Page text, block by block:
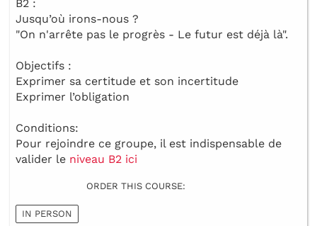
B2 :
Jusqu’où irons-nous ?
"On n'arrête pas le progrès - Le futur est déjà là".
Objectifs :
Exprimer sa certitude et son incertitude
Exprimer l’obligation
Conditions:
Pour rejoindre ce groupe, il est indispensable de
valider le niveau B2 ici
ORDER THIS COURSE:
IN PERSON